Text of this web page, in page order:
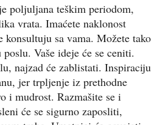
poljuljana teškim periodom,
vrata. Imaćete naklonost
konsultuju sa vama. Možete tako
Vaše ideje će se ceniti.
najzad će zablistati. Inspiraciju
jer trpljenje iz prethodne
i mudrost. Razmašite se i
će se sigurno zaposliti,